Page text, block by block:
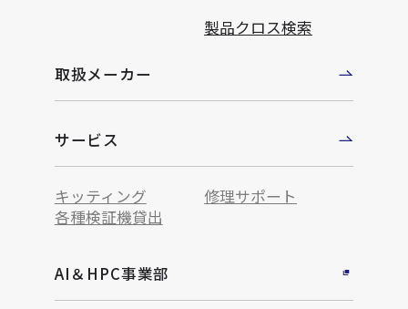
製品クロス検索
取扱メーカー
サービス
キッティング
修理サポート
各種検証機貸出
AI＆HPC事業部